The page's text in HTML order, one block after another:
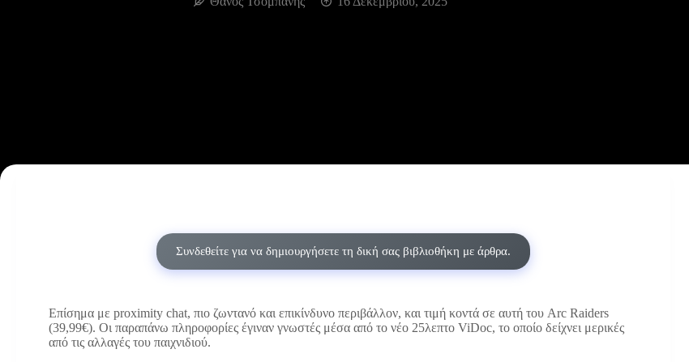
Συνδεθείτε για να δημιουργήσετε τη δική σας βιβλιοθήκη με άρθρα.
Επίσημα με proximity chat, πιο ζωντανό και επικίνδυνο περιβάλλον, και τιμή κοντά σε αυτή του Arc Raiders
(39,99€). Οι παραπάνω πληροφορίες έγιναν γνωστές μέσα από το νέο 25λεπτο ViDoc, το οποίο δείχνει μερικές
από τις αλλαγές του παιχνιδιού.